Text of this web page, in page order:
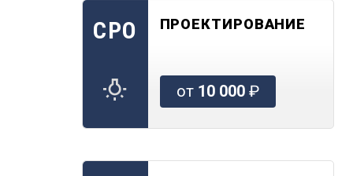
СРО ПРОЕКТИРОВАНИЕ
от 10 000₽